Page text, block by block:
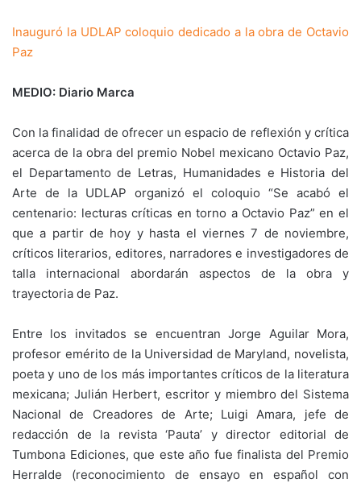
Inauguró la UDLAP coloquio dedicado a la obra de Octavio
Paz
MEDIO: Diario Marca
Con la finalidad de ofrecer un espacio de reflexión y crítica
acerca de la obra del premio Nobel mexicano Octavio Paz,
el Departamento de Letras, Humanidades e Historia del
Arte de la UDLAP organizó el coloquio “Se acabó el
centenario: lecturas críticas en torno a Octavio Paz” en el
que a partir de hoy y hasta el viernes 7 de noviembre,
críticos literarios, editores, narradores e investigadores de
talla internacional abordarán aspectos de la obra y
trayectoria de Paz.
Entre los invitados se encuentran Jorge Aguilar Mora,
profesor emérito de la Universidad de Maryland, novelista,
poeta y uno de los más importantes críticos de la literatura
mexicana; Julián Herbert, escritor y miembro del Sistema
Nacional de Creadores de Arte; Luigi Amara, jefe de
redacción de la revista ‘Pauta’ y director editorial de
Tumbona Ediciones, que este año fue finalista del Premio
Herralde (reconocimiento de ensayo en español con